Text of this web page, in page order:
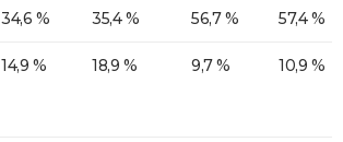
34,6 % 35,4 % 56,7 % 57,4 %
14,9 % 18,9 % 9,7 % 10,9 %